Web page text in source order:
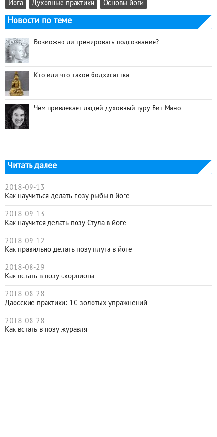
Йога Духовные практики Основы йоги
Новости по теме
Возможно ли тренировать подсознание?
Кто или что такое бодхисаттва
Чем привлекает людей духовный гуру Вит Мано
Читать далее
2018-09-13
Как научиться делать позу рыбы в йоге
2018-09-13
Как научится делать позу Стула в йоге
2018-09-12
Как правильно делать позу плуга в йоге
2018-08-29
Как встать в позу скорпиона
2018-08-28
Даосские практики: 10 золотых упражнений
2018-08-28
Как встать в позу журавля